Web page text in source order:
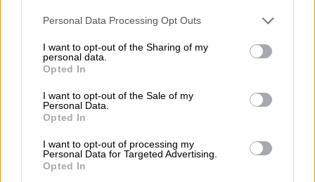
Please note that this website/app uses one or more Google
not limited to your visit or usage behaviour. You may click to
grant or deny consent to Google and its third-party tags to
use your data for below specified purposes in below Google
consent section.
Personal Data Processing Opt Outs
I want to opt-out of the Sharing of my
personal data.
Opted In
I want to opt-out of the Sale of my
Personal Data.
Opted In
I want to opt-out of processing my
Personal Data for Targeted Advertising.
Opted In
Αθλητισμός|08.05.2026 23:16
Η Βαλένθια νίκησε ξανά τον
πρόκριση στο Final Four θα κριθεί σε
πέμπτο ματς στην Ισπανία